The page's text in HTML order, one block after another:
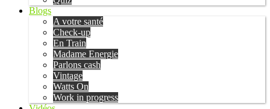
Blogs
A votre santé
Check-up
En Train
Madame Energie
Parlons cash
Vintage
Watts On
Work in progress